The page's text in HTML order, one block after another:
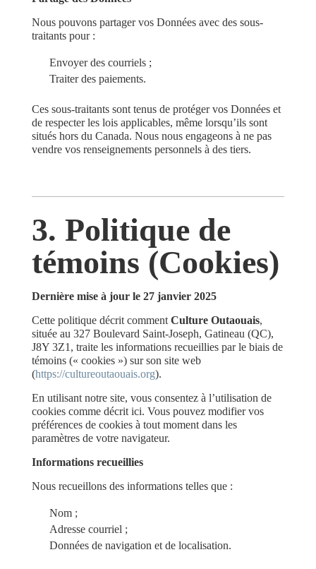
Nous pouvons partager vos Données avec des sous-
traitants pour :
Envoyer des courriels ;
Traiter des paiements.
Ces sous-traitants sont tenus de protéger vos Données et
de respecter les lois applicables, même lorsqu’ils sont
situés hors du Canada. Nous nous engageons à ne pas
vendre vos renseignements personnels à des tiers.
3. Politique de
témoins (Cookies)
Dernière mise à jour le 27 janvier 2025
Cette politique décrit comment Culture Outaouais,
située au 327 Boulevard Saint-Joseph, Gatineau (QC),
J8Y 3Z1, traite les informations recueillies par le biais de
témoins (« cookies ») sur son site web
(https://cultureoutaouais.org).
En utilisant notre site, vous consentez à l’utilisation de
cookies comme décrit ici. Vous pouvez modifier vos
préférences de cookies à tout moment dans les
paramètres de votre navigateur.
Informations recueillies
Nous recueillons des informations telles que :
Nom ;
Adresse courriel ;
Données de navigation et de localisation.